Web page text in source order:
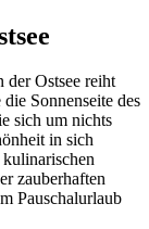
der Ostsee reiht
Sonnenseite des
sich um nichts
in sich
zauberhaften
Pauschalurlaub